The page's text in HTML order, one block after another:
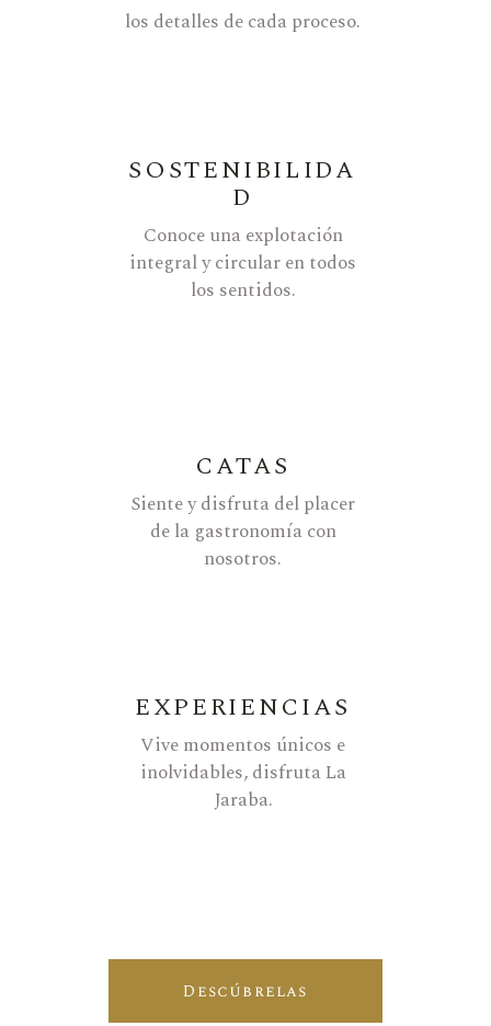
los detalles de cada proceso.
SOSTENIBILIDA
D
Conoce una explotación
integral y circular en todos
los sentidos.
CATAS
Siente y disfruta del placer
de la gastronomía con
nosotros.
EXPERIENCIAS
Vive momentos únicos e
inolvidables, disfruta La
Jaraba.
Descúbrelas